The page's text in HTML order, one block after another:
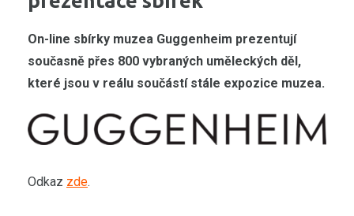
On-line sbírky muzea Guggenheim prezentují
současně přes 800 vybraných uměleckých děl,
které jsou v reálu součástí stále expozice muzea.
Odkaz zde.